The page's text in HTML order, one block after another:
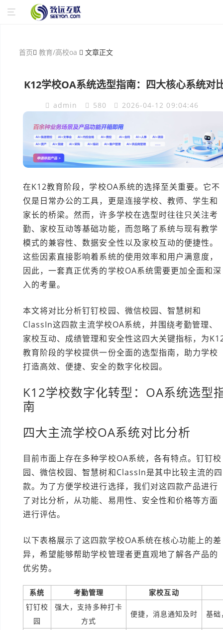
首页 教育/高校oa 文章正文
K12学校OA系统选型指南：四大核心系统对
admin 580 2026-04-12 09:04:46
在K12教育阶段，学校OA系统的选择至关重要。它不
仅是日常办公的工具，更是连接学校、教师、学生和
家长的桥梁。然而，许多学校在选型时往往只关注考
勤、家校互动等基础功能，而忽略了系统与现有教学
模式的兼容性、数据安全性以及家校互动的便捷性。
这些因素直接影响着系统的使用效率和用户满意度，
因此，一套真正优秀的学校OA系统需要更加全面和深
入的考量。
本文将对比分析钉钉校园、微信校园、智慧树和
ClassIn这四款主流学校OA系统，并围绕考勤管理、
家校互动、成绩管理和安全性这四大关键指标，为
教育阶段的学校提供一份全面的选型指南，助力学校
打造高效、便捷、安全的数字化校园。
K12学校数字化转型：OA系统选型
南
四大主流学校OA系统对比分析
目前市面上存在多种学校OA系统，各有特点。钉钉校
园、微信校园、智慧树和ClassIn是其中比较主流的四
款。为了方便学校进行选择，我们对这四款产品进行
了对比分析，从功能、易用性、安全性和价格等方面
进行评估。
以下表格展示了这四款学校OA系统在核心功能上的差
异，希望能够帮助学校管理者更直观地了解各产品的
优劣势。
系统 考勤管理
家校互动
钉钉校
园
强大，支持多种打卡
方式
便捷，消息通知及时 基础